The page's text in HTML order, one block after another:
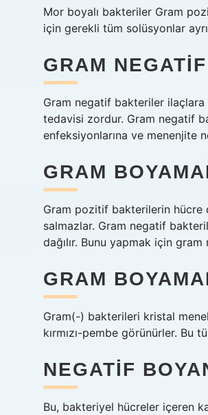
Mor boyalı bakteriler Gram
için gerekli tüm solüsyonlar
GRAM
Gram negatif bakteriler ilaçlara
tedavisi zordur. Gram negatif
enfeksiyonlarına ve menenjite
GRAM
Gram pozitif bakterilerin hücre
salmazlar. Gram negatif
dağılır. Bunu yapmak için
GRAM
Gram(-) bakterileri kristal
kırmızı-pembe görünürler. Bu
NEGATIF
Bu, bakteriyel hücreler içeren